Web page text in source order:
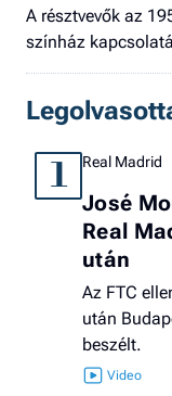
A résztvevők az
színház
1 Real Madrid
José
Real
után
Az FTC
után
beszélt.